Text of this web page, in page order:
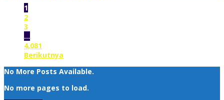
1
2
3
…
4,081
Berikutnya
No More Posts Available.
No more pages to load.